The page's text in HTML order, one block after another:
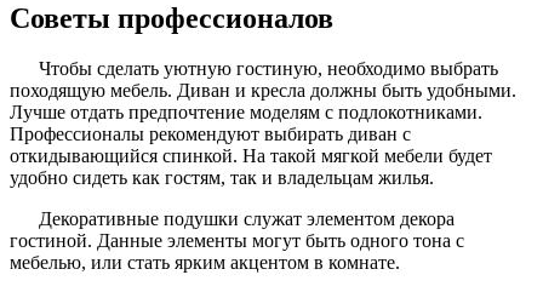
Советы профессионалов
Чтобы сделать уютную гостиную, необходимо выбрать
походящую мебель. Диван и кресла должны быть удобными.
Лучше отдать предпочтение моделям с подлокотниками.
Профессионалы рекомендуют выбирать диван с
откидывающийся спинкой. На такой мягкой мебели будет
удобно сидеть как гостям, так и владельцам жилья.
Декоративные подушки служат элементом декора
гостиной. Данные элементы могут быть одного тона с
мебелью, или стать ярким акцентом в комнате.